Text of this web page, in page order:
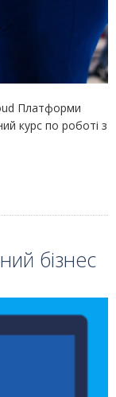
Платформи
курс по роботі з
бізнес